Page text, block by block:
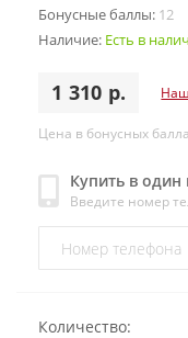
Бонусные баллы: 12
Наличие: Есть в
1 310 р.
Цена в бонусных
Купить в один
Введите номер
Количество: